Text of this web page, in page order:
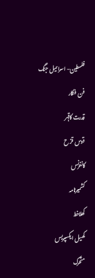
فلسطین- اسرائیل جنگ
فن فنکار
قدرت کاقہر
قوس قزح
کانفرنس
کشمیرنامہ
کھلاخط
کھیل ایکسپریس
متحرك